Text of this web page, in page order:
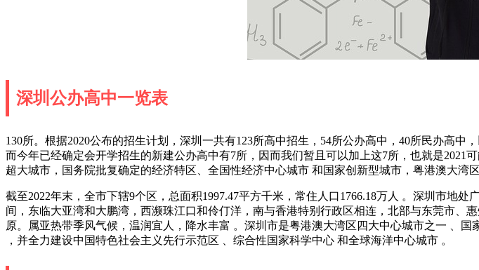
深圳公办高中一览表
130所。根据2020公布的招生计划，深圳一共有123所高中招生，54所公办高中，40所民办高
而今年已经确定会开学招生的新建公办高中有7所，因而我们暂且可以加上这7所，也就是2021
超大城市，国务院批复确定的经济特区、全国性经济中心城市 和国家创新型城市，粤港澳大湾
截至2022年末，全市下辖9个区，总面积1997.47平方千米，常住人口1766.18万人 。深圳市地处
间，东临大亚湾和大鹏湾，西濒珠江口和伶仃洋，南与香港特别行政区相连，北部与东莞市
原。属亚热带季风气候，温润宜人，降水丰富 。深圳市是粤港澳大湾区四大中心城市之一 、
，并全力建设中国特色社会主义先行示范区 、综合性国家科学中心 和全球海洋中心城市 。